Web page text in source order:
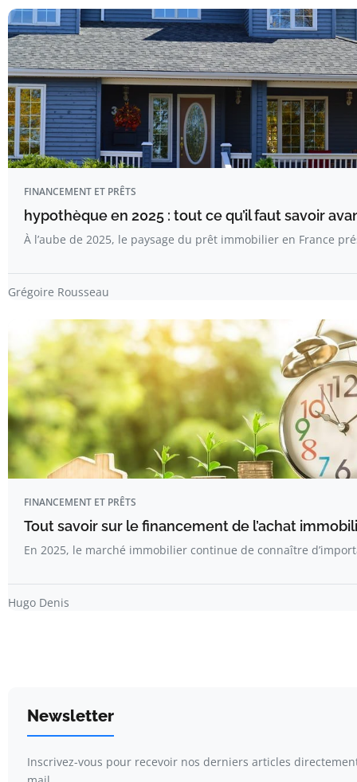
FINANCEMENT ET PRÊTS
hypothèque en 2025 : tout ce qu’il faut savoir
À l’aube de 2025, le paysage du prêt immobilier en France
Grégoire Rousseau
FINANCEMENT ET PRÊTS
Tout savoir sur le financement de l’achat
En 2025, le marché immobilier continue de connaître
Hugo Denis
Newsletter
Inscrivez-vous pour recevoir nos derniers articles